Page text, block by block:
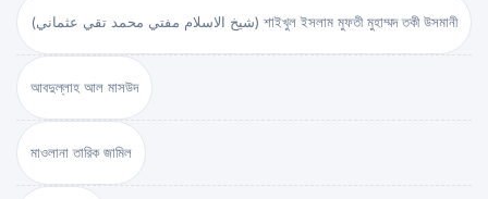
(شيخ الاسلام مفتي محمد تقي عثماني) শাইখুল ইসলাম মুফতী মুহাম্মদ তকী উসমানী
আবদুল্লাহ আল মাসউদ
মাওলানা তারিক জামিল